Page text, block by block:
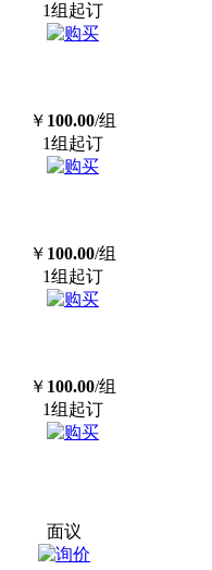
1组起订
￥ 100.00/组
1组起订
￥ 100.00/组
1组起订
￥ 100.00/组
1组起订
面议